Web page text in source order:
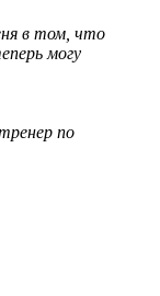
в том, что
могу
по